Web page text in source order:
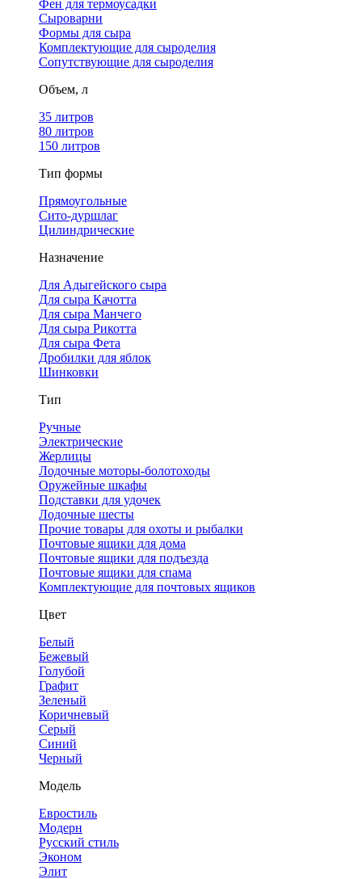
Фен для термоусадки
Сыроварни
Формы для сыра
Комплектующие для сыроделия
Сопутствующие для сыроделия
Объем, л
35 литров
80 литров
150 литров
Тип формы
Прямоугольные
Сито-дуршлаг
Цилиндрические
Назначение
Для Адыгейского сыра
Для сыра Качотта
Для сыра Манчего
Для сыра Рикотта
Для сыра Фета
Дробилки для яблок
Шинковки
Тип
Ручные
Электрические
Жерлицы
Лодочные моторы-болотоходы
Оружейные шкафы
Подставки для удочек
Лодочные шесты
Прочие товары для охоты и рыбалки
Почтовые ящики для дома
Почтовые ящики для подъезда
Почтовые ящики для спама
Комплектующие для почтовых ящиков
Цвет
Белый
Бежевый
Голубой
Графит
Зеленый
Коричневый
Серый
Синий
Черный
Модель
Евростиль
Модерн
Русский стиль
Эконом
Элит